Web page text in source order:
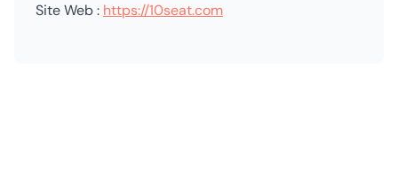
Site Web : https://10seat.com